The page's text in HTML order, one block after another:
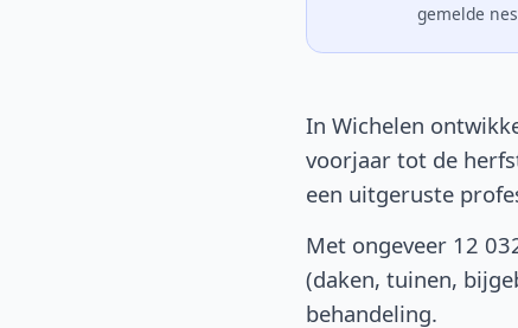
gemelde
In Wichelen
voorjaar tot de
een uitgeruste
Met ongeveer 12
(daken, tuinen,
behandeling.